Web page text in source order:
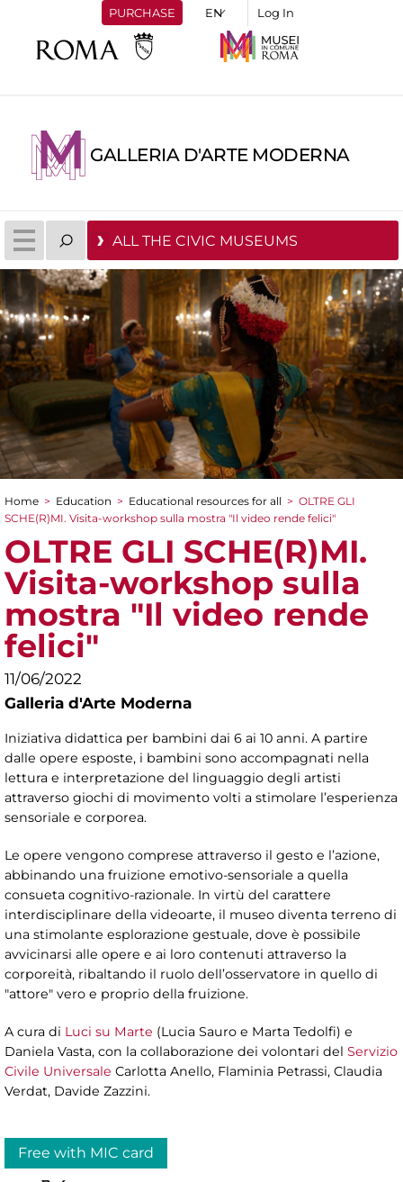
PURCHASE Log In
GALLERIA D'ARTE MODERNA
ALL THE CIVIC MUSEUMS
You are here
Home > Education > Educational resources for all > OLTRE GLI
SCHE(R)MI. Visita-workshop sulla mostra "Il video rende felici"
OLTRE GLI SCHE(R)MI.
Visita-workshop sulla
mostra "Il video rende
felici"
11/06/2022
Galleria d'Arte Moderna
Iniziativa didattica per bambini dai 6 ai 10 anni. A partire
dalle opere esposte, i bambini sono accompagnati nella
lettura e interpretazione del linguaggio degli artisti
attraverso giochi di movimento volti a stimolare l’esperienza
sensoriale e corporea.
Le opere vengono comprese attraverso il gesto e l’azione,
abbinando una fruizione emotivo-sensoriale a quella
consueta cognitivo-razionale. In virtù del carattere
interdisciplinare della videoarte, il museo diventa terreno di
una stimolante esplorazione gestuale, dove è possibile
avvicinarsi alle opere e ai loro contenuti attraverso la
corporeità, ribaltando il ruolo dell’osservatore in quello di
"attore" vero e proprio della fruizione.
A cura di Luci su Marte (Lucia Sauro e Marta Tedolfi) e
Daniela Vasta, con la collaborazione dei volontari del Servizio
Civile Universale Carlotta Anello, Flaminia Petrassi, Claudia
Verdat, Davide Zazzini.
Free with MIC card